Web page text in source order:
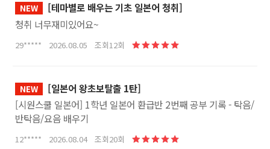
NEW
[테마별로 배우는 기초 일본어 청취]
청취 너무재미있어요~
29***** 2026.08.05 조회12회
NEW
[일본어 왕초보탈출 1탄]
[시원스쿨 일본어] 1학년 일본어 환급반 2번째 공부 기록 - 탁음/
반탁음/요음 배우기
12***** 2026.08.04 조회20회